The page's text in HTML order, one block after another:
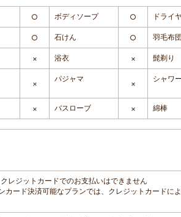
○ ボディソープ ○ ドライ
○ 石けん ○ 羽毛布団
× 浴衣 × 髭剃り
×
パジャマ
×
シャワ
× バスローブ × 綿棒
レジットカードでのお支払いはできません
カード決済可能なプランでは、クレジットカードに